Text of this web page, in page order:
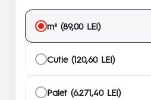
m² (89,00 LEI)
Cutie (120,60 LEI)
Palet (6.271,40 LEI)